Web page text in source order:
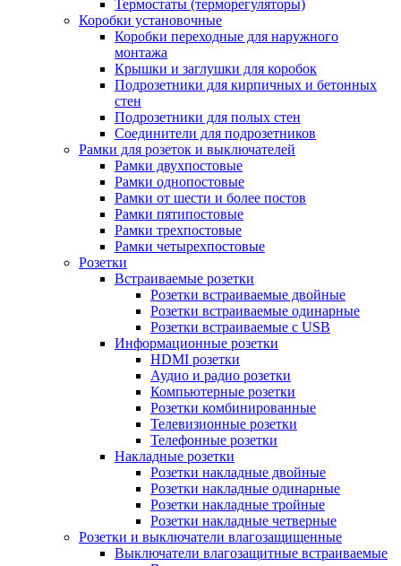
Термостаты (терморегуляторы)
Коробки установочные
Коробки переходные для наружного
монтажа
Крышки и заглушки для коробок
Подрозетники для кирпичных и бетонных
стен
Подрозетники для полых стен
Соединители для подрозетников
Рамки для розеток и выключателей
Рамки двухпостовые
Рамки однопостовые
Рамки от шести и более постов
Рамки пятипостовые
Рамки трехпостовые
Рамки четырехпостовые
Розетки
Встраиваемые розетки
Розетки встраиваемые двойные
Розетки встраиваемые одинарные
Розетки встраиваемые с USB
Информационные розетки
HDMI розетки
Аудио и радио розетки
Компьютерные розетки
Розетки комбинированные
Телевизионные розетки
Телефонные розетки
Накладные розетки
Розетки накладные двойные
Розетки накладные одинарные
Розетки накладные тройные
Розетки накладные четверные
Розетки и выключатели влагозащищенные
Выключатели влагозащитные встраиваемые